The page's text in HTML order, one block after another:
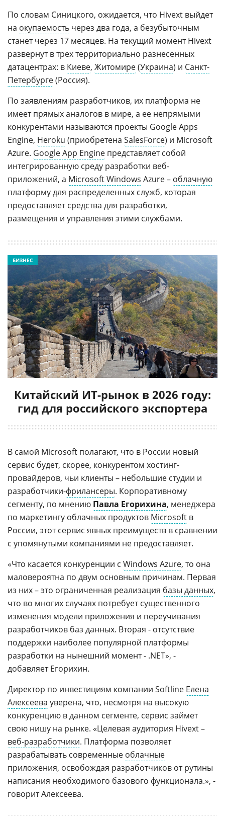
По словам Синицкого, ожидается, что Hivext выйдет
на окупаемость через два года, а безубыточным
станет через 17 месяцев. На текущий момент Hivext
развернут в трех территориально разнесенных
датацентрах: в Киеве, Житомире(Украина) и Санкт-
Петербурге(Россия).
По заявлениям разработчиков, их платформа не
имеет прямых аналогов в мире, а ее непрямыми
конкурентами называются проекты Google Apps
Engine, Heroku (приобретена SalesForce) и Microsoft
Azure. Google App Engine представляет собой
интегрированную среду разработки веб-
приложений, а Microsoft Windows Azure – облачную
платформу для распределенных служб, которая
предоставляет средства для разработки,
размещения и управления этими службами.
Китайский ИТ-рынок в 2026 году:
гид для российского экспортера
БИЗНЕС
В самой Microsoft полагают, что в России новый
сервис будет, скорее, конкурентом хостинг-
провайдеров, чьи клиенты – небольшие студии и
разработчики-фрилансеры. Корпоративному
сегменту, по мнению Павла Егорихина, менеджера
по маркетингу облачных продуктов Microsoft в
России, этот сервис явных преимуществ в сравнении
с упомянутыми компаниями не предоставляет.
«Что касается конкуренции с Windows Azure, то она
маловероятна по двум основным причинам. Первая
из них – это ограниченная реализация базы данных,
что во многих случаях потребует существенного
изменения модели приложения и переучивания
разработчиков баз данных. Вторая - отсутствие
поддержки наиболее популярной платформы
разработки на нынешний момент - .NET», -
добавляет Егорихин.
Директор по инвестициям компании Softline Елена
Алексеева уверена, что, несмотря на высокую
конкуренцию в данном сегменте, сервис займет
свою нишу на рынке. «Целевая аудитория Hivext –
веб-разработчики. Платформа позволяет
разрабатывать современные облачные
приложения, освобождая разработчиков от рутины
написания необходимого базового функционала.», -
говорит Алексеева.